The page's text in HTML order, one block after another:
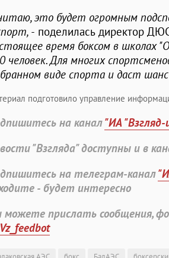
это будет огромным
- поделилась директор
время боксом в школах
человек. Для многих
виде спорта и даст
подготовило управление
на канал"ИА
"Взгляда" доступны и в
на телеграм-канал
- будет интересно
можете прислать сообщения,